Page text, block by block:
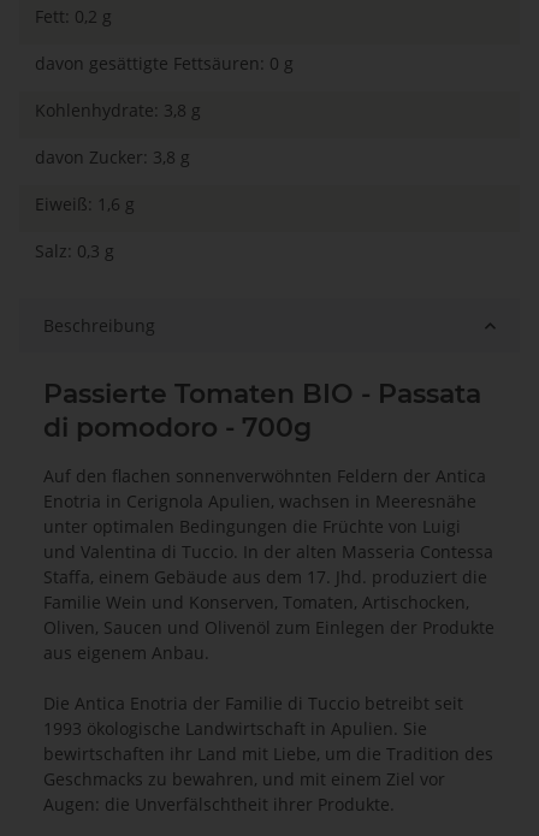
Fett: 0,2 g
davon gesättigte Fettsäuren: 0 g
Kohlenhydrate: 3,8 g
davon Zucker: 3,8 g
Eiweiß: 1,6 g
Salz: 0,3 g
Beschreibung
Passierte Tomaten BIO - Passata
di pomodoro - 700g
Auf den flachen sonnenverwöhnten Feldern der Antica
Enotria in Cerignola Apulien, wachsen in Meeresnähe
unter optimalen Bedingungen die Früchte von Luigi
und Valentina di Tuccio. In der alten Masseria Contessa
Staffa, einem Gebäude aus dem 17. Jhd. produziert die
Familie Wein und Konserven, Tomaten, Artischocken,
Oliven, Saucen und Olivenöl zum Einlegen der Produkte
aus eigenem Anbau.
Die Antica Enotria der Familie di Tuccio betreibt seit
1993 ökologische Landwirtschaft in Apulien. Sie
bewirtschaften ihr Land mit Liebe, um die Tradition des
Geschmacks zu bewahren, und mit einem Ziel vor
Augen: die Unverfälschtheit ihrer Produkte.